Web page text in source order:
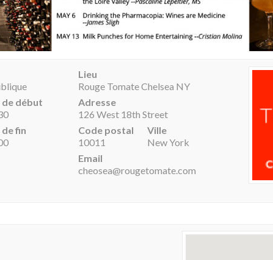
début
fin
Lieu
Rouge Tomate Chelsea NY
Adresse
126 West 18th Street
Code postal
10011
Ville
New York
Email
cheosea@rougetomate.com